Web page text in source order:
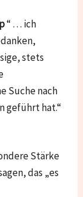
“ … ich
stets
Suche nach
geführt hat.“
Stärke
das „es